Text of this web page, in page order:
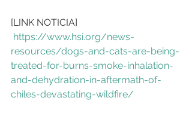
[LINK NOTICIA]
https://www.hsi.org/news-
resources/dogs-and-cats-are-being-
treated-for-burns-smoke-inhalation-
and-dehydration-in-aftermath-of-
chiles-devastating-wildfire/